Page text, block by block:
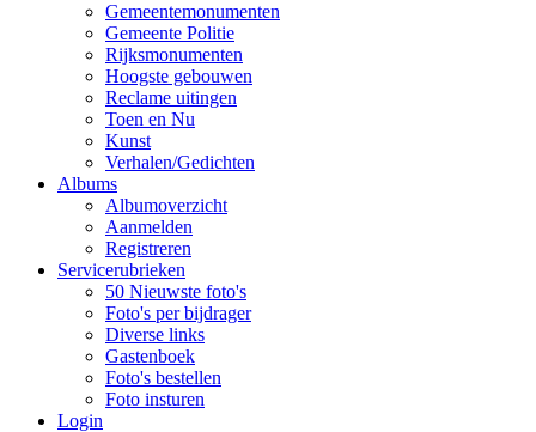
Gemeentemonumenten
Gemeente Politie
Rijksmonumenten
Hoogste gebouwen
Reclame uitingen
Toen en Nu
Kunst
Verhalen/Gedichten
Albums
Albumoverzicht
Aanmelden
Registreren
Servicerubrieken
50 Nieuwste foto's
Foto's per bijdrager
Diverse links
Gastenboek
Foto's bestellen
Foto insturen
Login